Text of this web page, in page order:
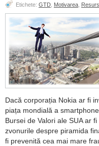
Etichete: GTD Motivarea
Dacă corporația Nokia ar fi
piața mondială a
Bursei de Valori ale SUA ar
zvonurile despre piramida
fi prevenită cea mai mare